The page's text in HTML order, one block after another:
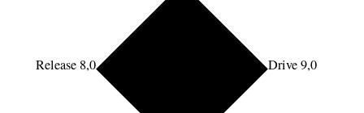
Drive 9,0
Release 8,0